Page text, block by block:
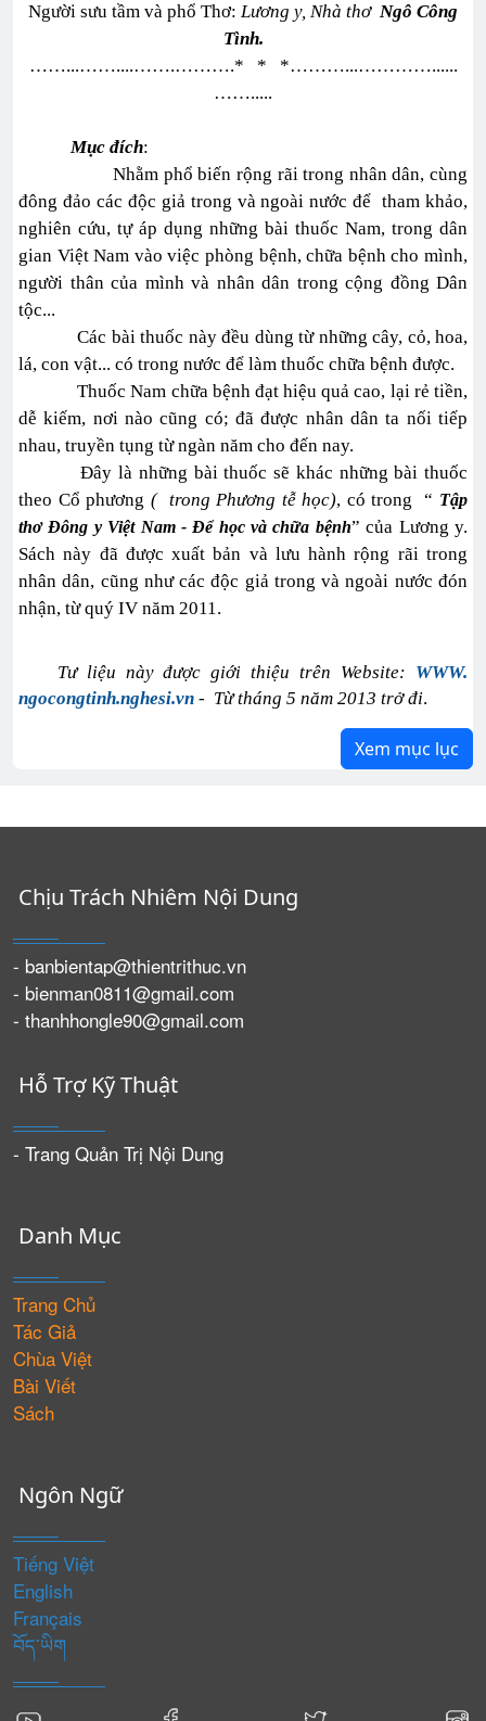
Người sưu tầm và phổ Thơ: Lương y, Nhà thơ Ngô Công
Tình.
……...……....…….……….* * *………...…………......
…….....
Mục đích:
Nhằm phổ biến rộng rãi trong nhân dân, cùng
đông đảo các độc giả trong và ngoài nước để tham khảo,
nghiên cứu, tự áp dụng những bài thuốc Nam, trong dân
gian Việt Nam vào việc phòng bệnh, chữa bệnh cho mình,
người thân của mình và nhân dân trong cộng đồng Dân
tộc...
Các bài thuốc này đều dùng từ những cây, cỏ, hoa,
lá, con vật... có trong nước để làm thuốc chữa bệnh được.
Thuốc Nam chữa bệnh đạt hiệu quả cao, lại rẻ tiền,
dễ kiếm, nơi nào cũng có; đã được nhân dân ta nối tiếp
nhau, truyền tụng từ ngàn năm cho đến nay.
Đây là những bài thuốc sẽ khác những bài thuốc
theo Cổ phương ( trong Phương tễ học), có trong “ Tập
thơ Đông y Việt Nam - Để học và chữa bệnh” của Lương y.
Sách này đã được xuất bản và lưu hành rộng rãi trong
nhân dân, cũng như các độc giả trong và ngoài nước đón
nhận, từ quý IV năm 2011.
Tư liệu này được giới thiệu trên Website: WWW.
ngocongtinh.nghesi.vn - Từ tháng 5 năm 2013 trở đi.
Xem mục lục
Chịu Trách Nhiêm Nội Dung
- banbientap@thientrithuc.vn
- bienman0811@gmail.com
- thanhhongle90@gmail.com
Hỗ Trợ Kỹ Thuật
- Trang Quản Trị Nội Dung
Danh Mục
Trang Chủ
Tác Giả
Chùa Việt
Bài Viết
Sách
Ngôn Ngữ
Tiếng Việt
English
Français
བོད་ཡིག